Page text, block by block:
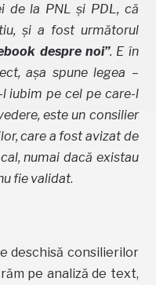
de la PNL și PDL, că
și a fost următorul
despre noi”. E în
așa spune legea –
iubim pe cel pe care-l
este un consilier
care a fost avizat de
numai dacă existau
fie validat.
deschisă consilierilor
pe analiză de text,